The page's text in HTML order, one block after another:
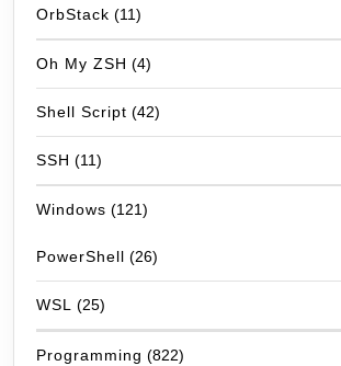
OrbStack (11)
Oh My ZSH (4)
Shell Script (42)
SSH (11)
Windows (121)
PowerShell (26)
WSL (25)
Programming (822)